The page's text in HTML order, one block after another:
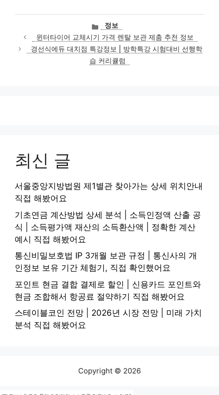
카
테
고
리
정보
윈터타이어 교체시기 가격 렌탈 보관 제춤 추천 정보
경선식에듀 대치점 특강정보 | 방학특강 시험대비 선행학
습 커리큘럼
최신 글
서울중앙지방법원 제1별관 찾아가는 상세 위치안내
직접 해봤어요
기초연금 계산방법 상세 분석 | 소득인정액 산출 공
식 | 소득평가액 재산의 소득환산액 | 정확한 계산
예시 직접 해봤어요
통신비밀보호법 IP 3개월 보관 규정 | 통신사의 개
인정보 보유 기간 체험기, 직접 확인했어요
포인트 현금 결합 결제로 할인 | 신용카드 포인트와
현금 조합해서 항공료 절약하기 직접 해봤어요
스테이블코인 전망 | 2026년 시장 전망 | 미래 가치
분석 직접 해봤어요
Copyright © 2026